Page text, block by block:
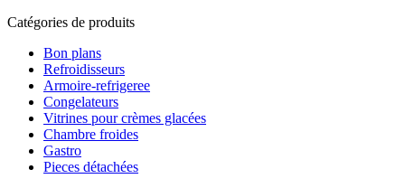
Catégories de produits
Bon plans
Refroidisseurs
Armoire-refrigeree
Congelateurs
Vitrines pour crèmes glacées
Chambre froides
Gastro
Pieces détachées